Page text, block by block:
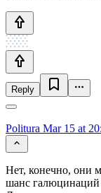
Reply
Politura Mar 15 at
Нет, конечно, они
шанс галюцинаций